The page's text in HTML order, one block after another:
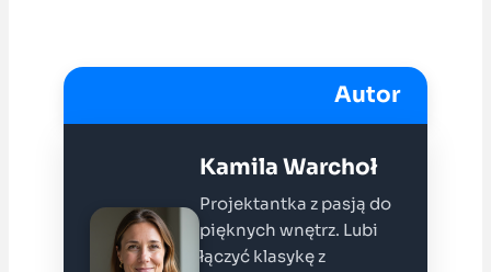
Autor
Kamila Warchoł
Projektantka z pasją do
pięknych wnętrz. Lubi
łączyć klasykę z